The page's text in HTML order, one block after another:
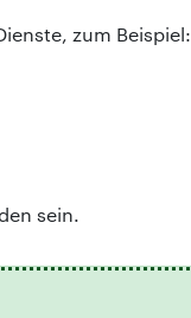
zum Beispiel:
sein.